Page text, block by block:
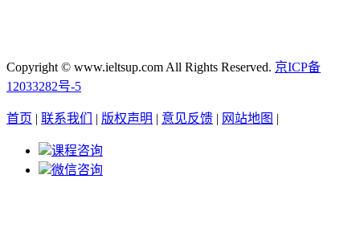
Copyright © www.ieltsup.com All Rights Reserved. 京ICP备
12033282号-5
首页 | 联系我们 | 版权声明 | 意见反馈 | 网站地图 |
课程咨询
微信咨询